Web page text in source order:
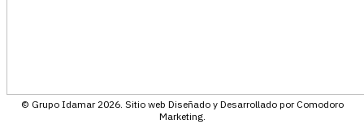
© Grupo Idamar 2026. Sitio web Diseñado y Desarrollado por Comodoro
Marketing.